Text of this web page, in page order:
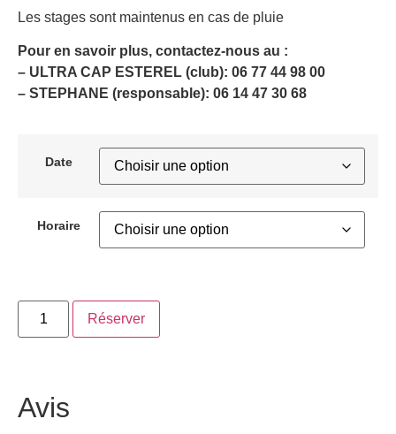
Les stages sont maintenus en cas de pluie
Pour en savoir plus, contactez-nous au :
– ULTRA CAP ESTEREL (club): 06 77 44 98 00
– STEPHANE (responsable): 06 14 47 30 68
Date
Horaire
Réserver
Avis